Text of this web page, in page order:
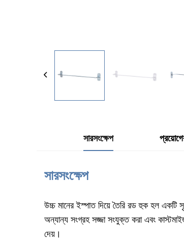
সারসংক্ষেপ
সারসংক্ষেপ
উচ্চ মানের ইস্পাত দিয়ে তৈরি রড হুক হল একটি
অন্যান্য সংগ্রহ সজ্জা সংযুক্ত করা এবং
দেয়।